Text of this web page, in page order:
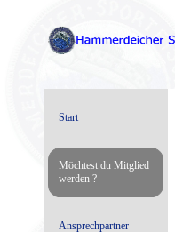
Start
Möchtest du Mitglied
werden ?
Ansprechpartner